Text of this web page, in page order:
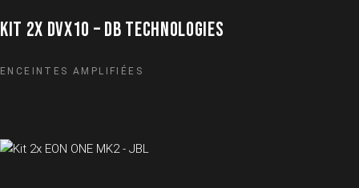
KIT 2X DVX10 – DB TECHNOLOGIES
ENCEINTES AMPLIFIÉES